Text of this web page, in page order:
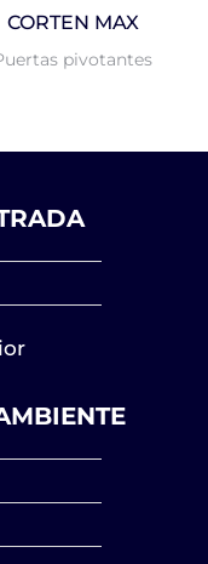
CORTEN MAX
pivotantes